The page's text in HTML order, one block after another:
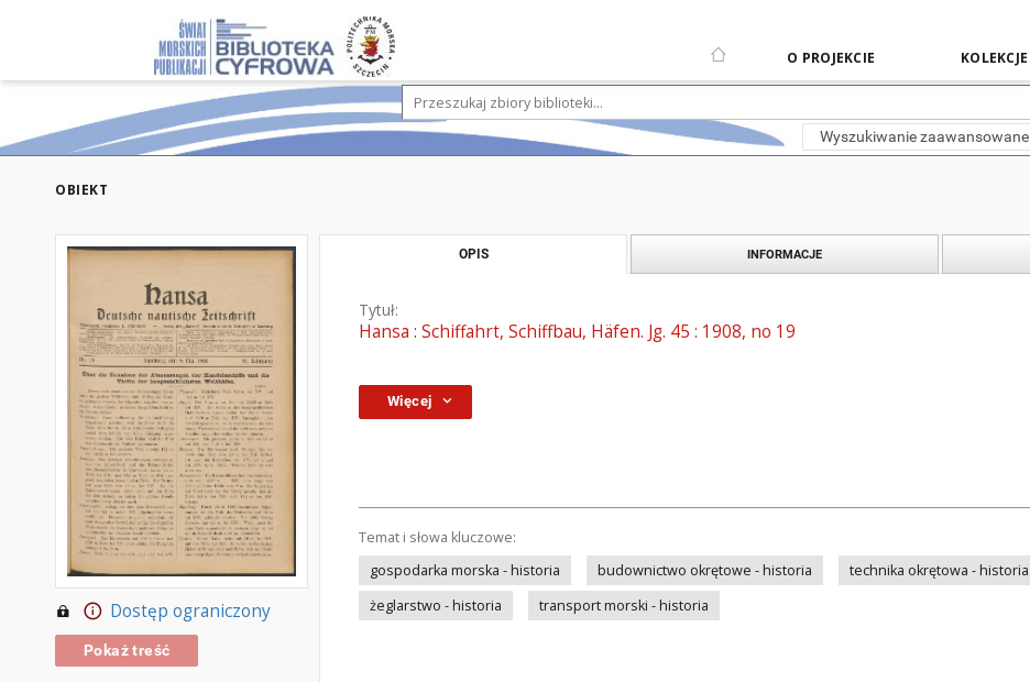
O PROJEKCIE KOLEKCJE
Wyszukiwanie zaawansowane
OBIEKT
Dostęp ograniczony
Pokaż treść
OPIS INFORMACJE
Tytuł:
Hansa : Schiffahrt, Schiffbau, Häfen. Jg. 45 : 1908, no 19
Więcej
Temat i słowa kluczowe:
gospodarka morska - historia
budownictwo okrętowe - historia technika okrętowa - historia
żeglarstwo - historia
transport morski - historia